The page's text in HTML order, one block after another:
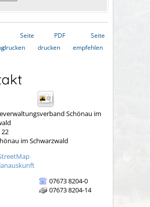
Seite
drucken
PDF
drucken
Seite
empfehlen
Schönau im
im Schwarzwald
07673 8204-0
07673 8204-14